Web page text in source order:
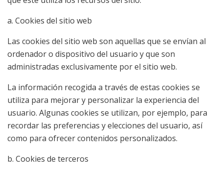
a. Cookies del sitio web
Las cookies del sitio web son aquellas que se envían al
ordenador o dispositivo del usuario y que son
administradas exclusivamente por el sitio web.
La información recogida a través de estas cookies se
utiliza para mejorar y personalizar la experiencia del
usuario. Algunas cookies se utilizan, por ejemplo, para
recordar las preferencias y elecciones del usuario, así
como para ofrecer contenidos personalizados.
b. Cookies de terceros